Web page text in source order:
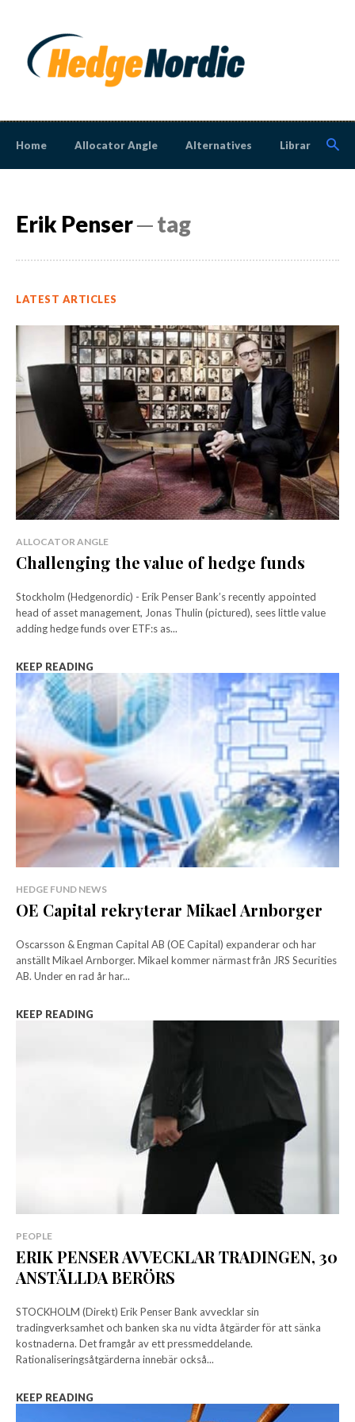
Home Allocator Angle Alternatives Library
Erik Penser─ tag
LATEST ARTICLES
ALLOCATOR ANGLE
Challenging the value of hedge funds
Stockholm (Hedgenordic) - Erik Penser Bank’s recently appointed
head of asset management, Jonas Thulin (pictured), sees little value
adding hedge funds over ETF:s as...
KEEP READING
HEDGE FUND NEWS
OE Capital rekryterar Mikael Arnborger
Oscarsson & Engman Capital AB (OE Capital) expanderar och har
anställt Mikael Arnborger. Mikael kommer närmast från JRS Securities
AB. Under en rad år har...
KEEP READING
PEOPLE
ERIK PENSER AVVECKLAR TRADINGEN, 30
ANSTÄLLDA BERÖRS
STOCKHOLM (Direkt) Erik Penser Bank avvecklar sin
tradingverksamhet och banken ska nu vidta åtgärder för att sänka
kostnaderna. Det framgår av ett pressmeddelande.
Rationaliseringsåtgärderna innebär också...
KEEP READING